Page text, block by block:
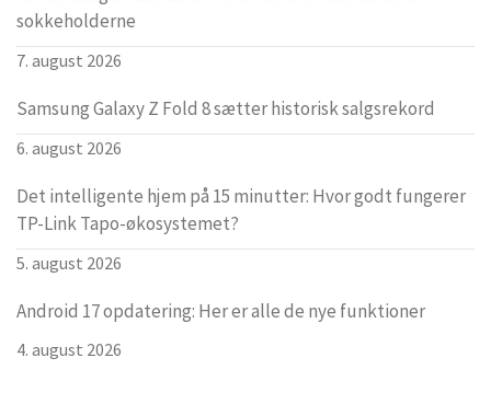
sokkeholderne
7. august 2026
Samsung Galaxy Z Fold 8 sætter historisk salgsrekord
6. august 2026
Det intelligente hjem på 15 minutter: Hvor godt fungerer
TP-Link Tapo-økosystemet?
5. august 2026
Android 17 opdatering: Her er alle de nye funktioner
4. august 2026